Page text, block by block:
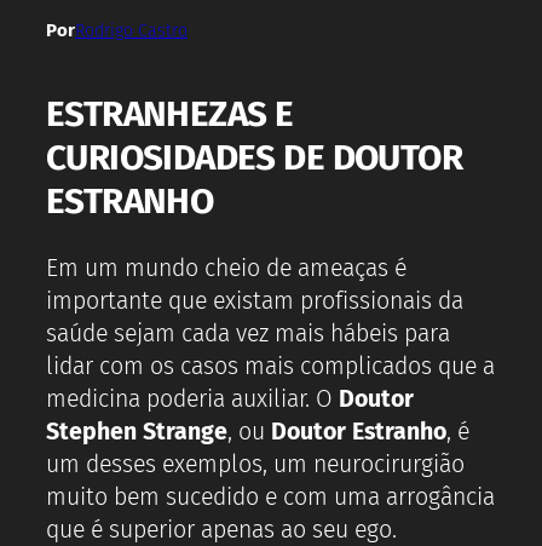
PorRodrigo Castro
ESTRANHEZAS E
CURIOSIDADES DE DOUTOR
ESTRANHO
Em um mundo cheio de ameaças é
importante que existam profissionais da
saúde sejam cada vez mais hábeis para
lidar com os casos mais complicados que a
medicina poderia auxiliar. O Doutor
Stephen Strange, ou Doutor Estranho, é
um desses exemplos, um neurocirurgião
muito bem sucedido e com uma arrogância
que é superior apenas ao seu ego.